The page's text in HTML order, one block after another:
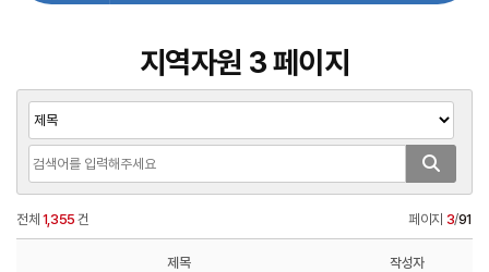
지역자원 3 페이지
전체 1,355 건 페이지 3/91
제목 작성자